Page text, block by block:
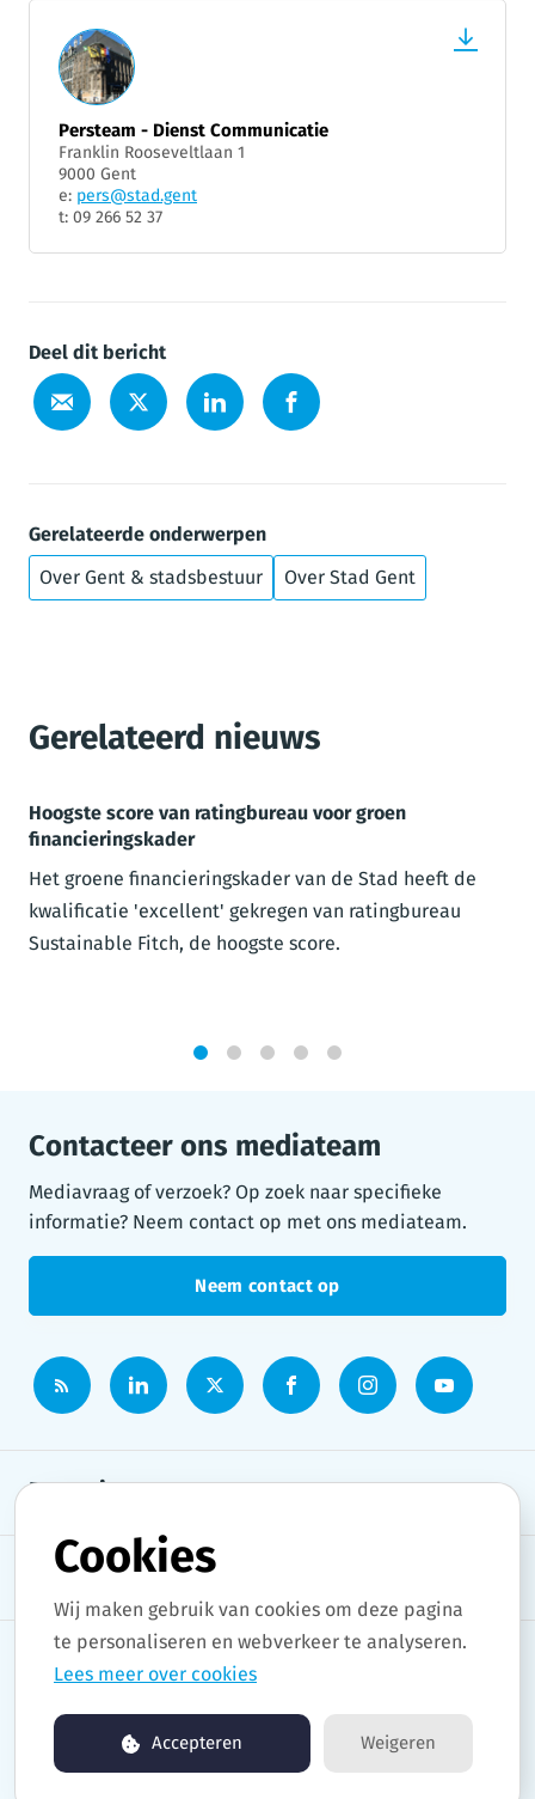
Persteam - Dienst Communicatie
Franklin Rooseveltlaan 1
9000 Gent
e: pers@stad.gent
t: 09 266 52 37
Deel dit bericht
Gerelateerde onderwerpen
Over Gent & stadsbestuur
Over Stad Gent
Gerelateerd nieuws
Hoogste score van ratingbureau voor groen
financieringskader
Het groene financieringskader van de Stad heeft de
kwalificatie 'excellent' gekregen van ratingbureau
Sustainable Fitch, de hoogste score.
Contacteer ons mediateam
Mediavraag of verzoek? Op zoek naar specifieke
informatie? Neem contact op met ons mediateam.
Neem contact op
Persruimte
Onderwerpen
Copyright © 2026 Stad Gent. All rights reserved.
Persruimte by pr.co
Cookies
Wij maken gebruik van cookies om deze pagina
te personaliseren en webverkeer te analyseren.
Lees meer over cookies
Accepteren Weigeren